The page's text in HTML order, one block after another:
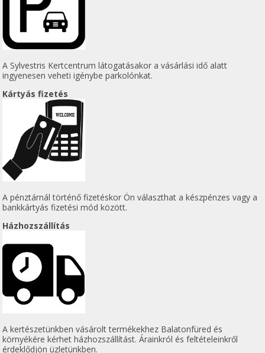
A Sylvestris Kertcentrum látogatásakor a vásárlási idő alatt
ingyenesen veheti igénybe parkolónkat.
Kártyás fizetés
A pénztárnál történő fizetéskor Ön választhat a készpénzes vagy a
bankkártyás fizetési mód között.
Házhozszállítás
A kertészetünkben vásárolt termékekhez Balatonfüred és
környékére kérhet házhozszállítást. Árainkról és feltételeinkről
érdeklődjön üzletünkben.